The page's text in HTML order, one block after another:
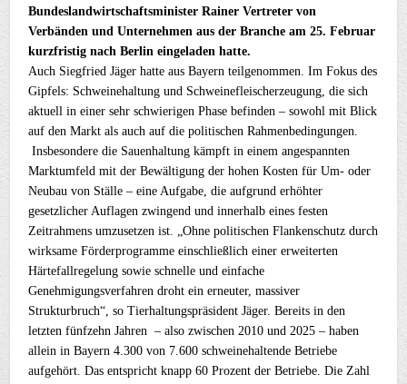
Bundeslandwirtschaftsminister Rainer Vertreter von
Verbänden und Unternehmen aus der Branche am 25. Februar
kurzfristig nach Berlin eingeladen hatte.
Auch Siegfried Jäger hatte aus Bayern teilgenommen. Im Fokus des
Gipfels: Schweinehaltung und Schweinefleischerzeugung, die sich
aktuell in einer sehr schwierigen Phase befinden – sowohl mit Blick
auf den Markt als auch auf die politischen Rahmenbedingungen.
Insbesondere die Sauenhaltung kämpft in einem angespannten
Marktumfeld mit der Bewältigung der hohen Kosten für Um- oder
Neubau von Ställe – eine Aufgabe, die aufgrund erhöhter
gesetzlicher Auflagen zwingend und innerhalb eines festen
Zeitrahmens umzusetzen ist. „Ohne politischen Flankenschutz durch
wirksame Förderprogramme einschließlich einer erweiterten
Härtefallregelung sowie schnelle und einfache
Genehmigungsverfahren droht ein erneuter, massiver
Strukturbruch“, so Tierhaltungspräsident Jäger. Bereits in den
letzten fünfzehn Jahren – also zwischen 2010 und 2025 – haben
allein in Bayern 4.300 von 7.600 schweinehaltende Betriebe
aufgehört. Das entspricht knapp 60 Prozent der Betriebe. Die Zahl